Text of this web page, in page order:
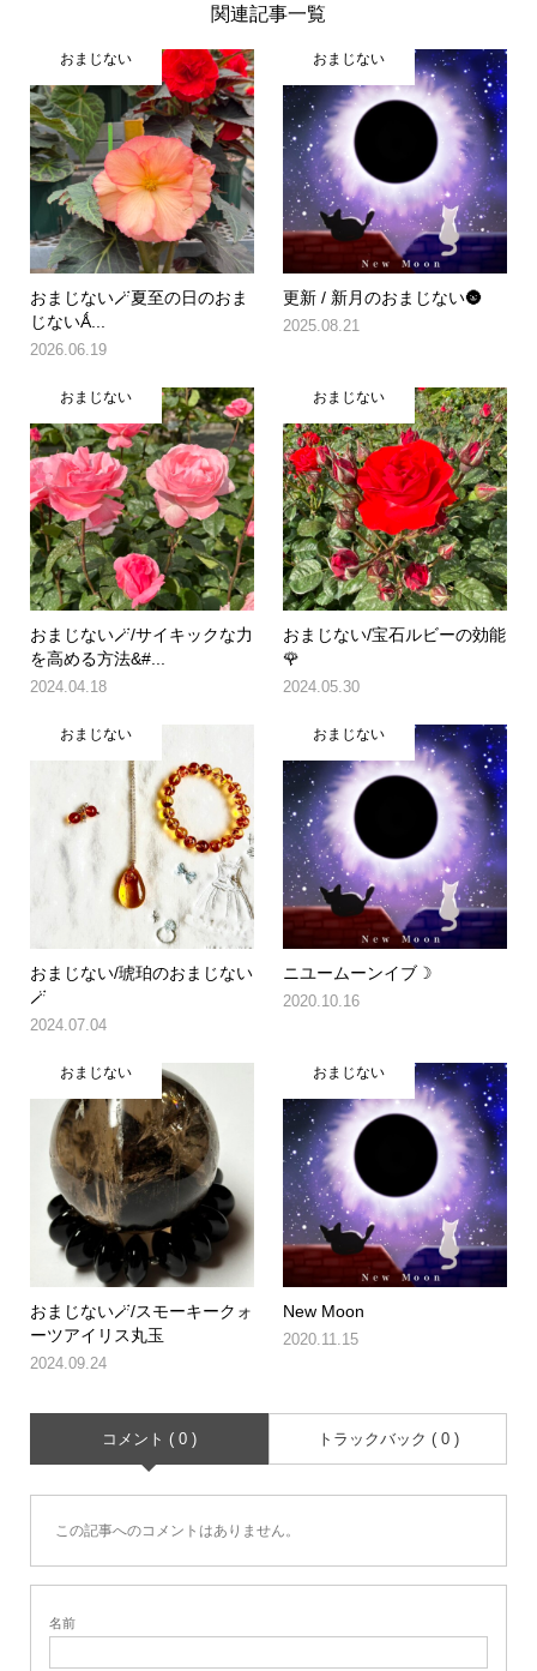
関連記事一覧
おまじない
おまじない🪄夏至の日のおま
じないǺ...
2026.06.19
おまじない
更新 / 新月のおまじない🌚
2025.08.21
おまじない
おまじない🪄/サイキックな力
を高める方法&#...
2024.04.18
おまじない
おまじない/宝石ルビーの効能
🌹
2024.05.30
おまじない
おまじない/琥珀のおまじない
🪄
2024.07.04
おまじない
ニユームーンイブ☽
2020.10.16
おまじない
おまじない🪄/スモーキークォ
ーツアイリス丸玉
2024.09.24
おまじない
New Moon
2020.11.15
コメント ( 0 ) トラックバック ( 0 )
この記事へのコメントはありません。
名前